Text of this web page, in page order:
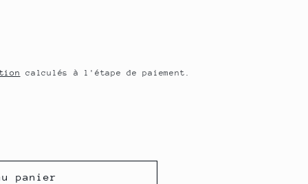
calculés à l'étape de paiement.
panier